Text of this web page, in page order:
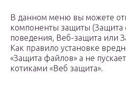
В данном меню вы можете
компоненты защиты (Защита
поведения, Веб-защита или
Как правило установке
«Защита файлов» а не
котиками «Веб защита».